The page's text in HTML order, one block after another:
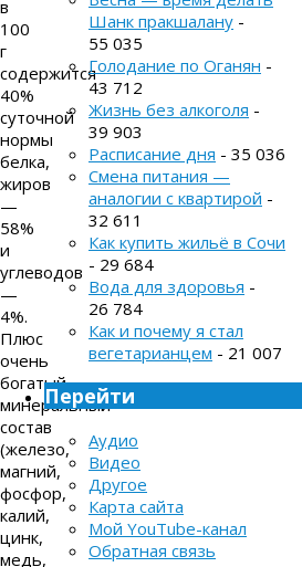
в
100
г
содержится
40%
суточной
нормы
белка,
жиров
—
58%
и
углеводов
—
4%.
Плюс
очень
богатый
минеральный
состав
(железо,
магний,
фосфор,
калий,
цинк,
медь,
Шанк пракшалану -
55 035
Голодание по Оганян -
43 712
Жизнь без алкоголя -
39 903
Расписание дня - 35 036
Смена питания —
аналогии с квартирой -
32 611
Как купить жильё в Сочи
- 29 684
Вода для здоровья -
26 784
Как и почему я стал
вегетарианцем - 21 007
Перейти
Аудио
Видео
Другое
Карта сайта
Мой YouTube-канал
Обратная связь